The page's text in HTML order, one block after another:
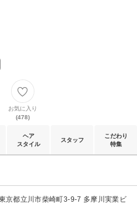
お気に入り
(478)
ヘア
スタイル
スタッフ
こだわり
特集
京都立川市柴崎町3-9-7 多摩川実業ビ